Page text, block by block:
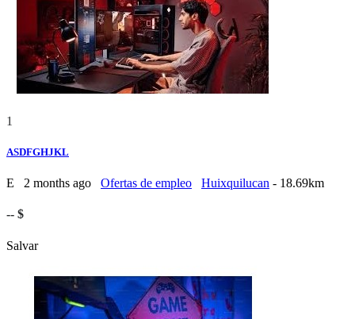
1
ASDFGHJKL
E 2 months ago Ofertas de empleo Huixquilucan - 18.69km
-- $
Salvar